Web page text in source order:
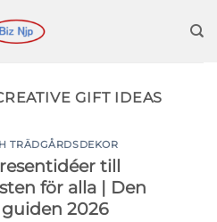
GIFT IDEAS
TRÄDGÅRDSDEKOR
till
för alla | Den
2026